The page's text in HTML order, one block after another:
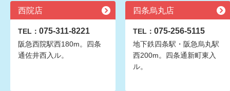
西院店
TEL： 075-311-8221
阪急西院駅西180m。四条
通佐井西入ル。
四条烏丸店
TEL： 075-256-5115
地下鉄四条駅・阪急烏丸駅
西200m。四条通新町東入
ル。